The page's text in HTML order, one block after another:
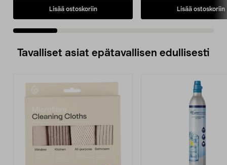
Lisää ostoskoriin Lisää ostoskoriin
Tavalliset asiat epätavallisen edullisesti